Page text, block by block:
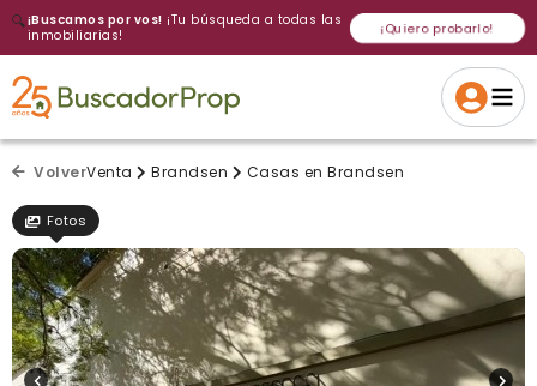
🔍¡Buscamos por vos! ¡Tu búsqueda a todas las
inmobiliarias!
¡Quiero probarlo!
Cancelar Si, eliminar
Gracias
Volver a intentar
VolverVenta Brandsen Casas en Brandsen
Fotos